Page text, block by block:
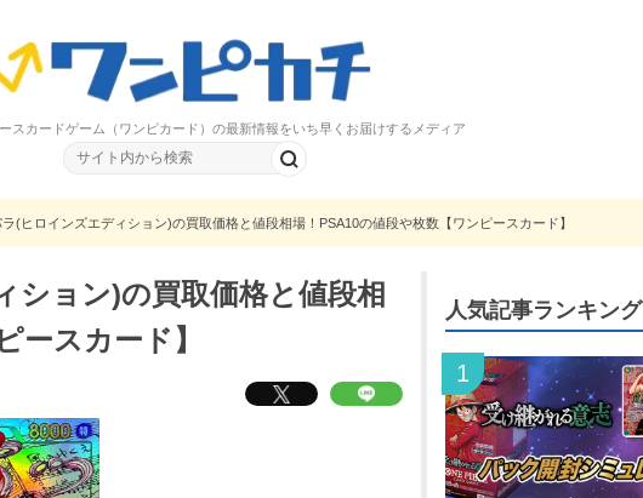
スカードゲーム（ワンピカード）の最新情報をいち早くお届けするメディア
(ヒロインズエディション)の買取価格と値段相場！PSA10の値段や枚数【ワンピースカード】
ション)の買取価格と値段相
ースカード】
人気記事ランキング